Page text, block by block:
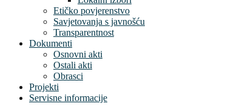
Etičko povjerenstvo
Savjetovanja s javnošću
Transparentnost
Dokumenti
Osnovni akti
Ostali akti
Obrasci
Projekti
Servisne informacije